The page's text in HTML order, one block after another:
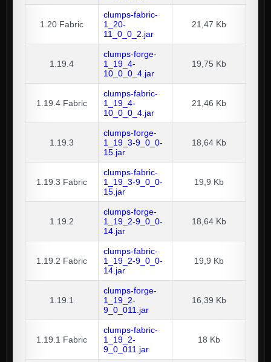
1.20 Fabric
clumps-fabric-
1_20-
11_0_0_2.jar
21,47 Kb
1.19.4
clumps-forge-
1_19_4-
10_0_0_4.jar
19,75 Kb
1.19.4 Fabric
clumps-fabric-
1_19_4-
10_0_0_4.jar
21,46 Kb
1.19.3
clumps-forge-
1_19_3-9_0_0-
15.jar
18,64 Kb
1.19.3 Fabric
clumps-fabric-
1_19_3-9_0_0-
15.jar
19,9 Kb
1.19.2
clumps-forge-
1_19_2-9_0_0-
14.jar
18,64 Kb
1.19.2 Fabric
clumps-fabric-
1_19_2-9_0_0-
14.jar
19,9 Kb
1.19.1
clumps-forge-
1_19_2-
9_0_011.jar
16,39 Kb
1.19.1 Fabric
clumps-fabric-
1_19_2-
9_0_011.jar
18 Kb